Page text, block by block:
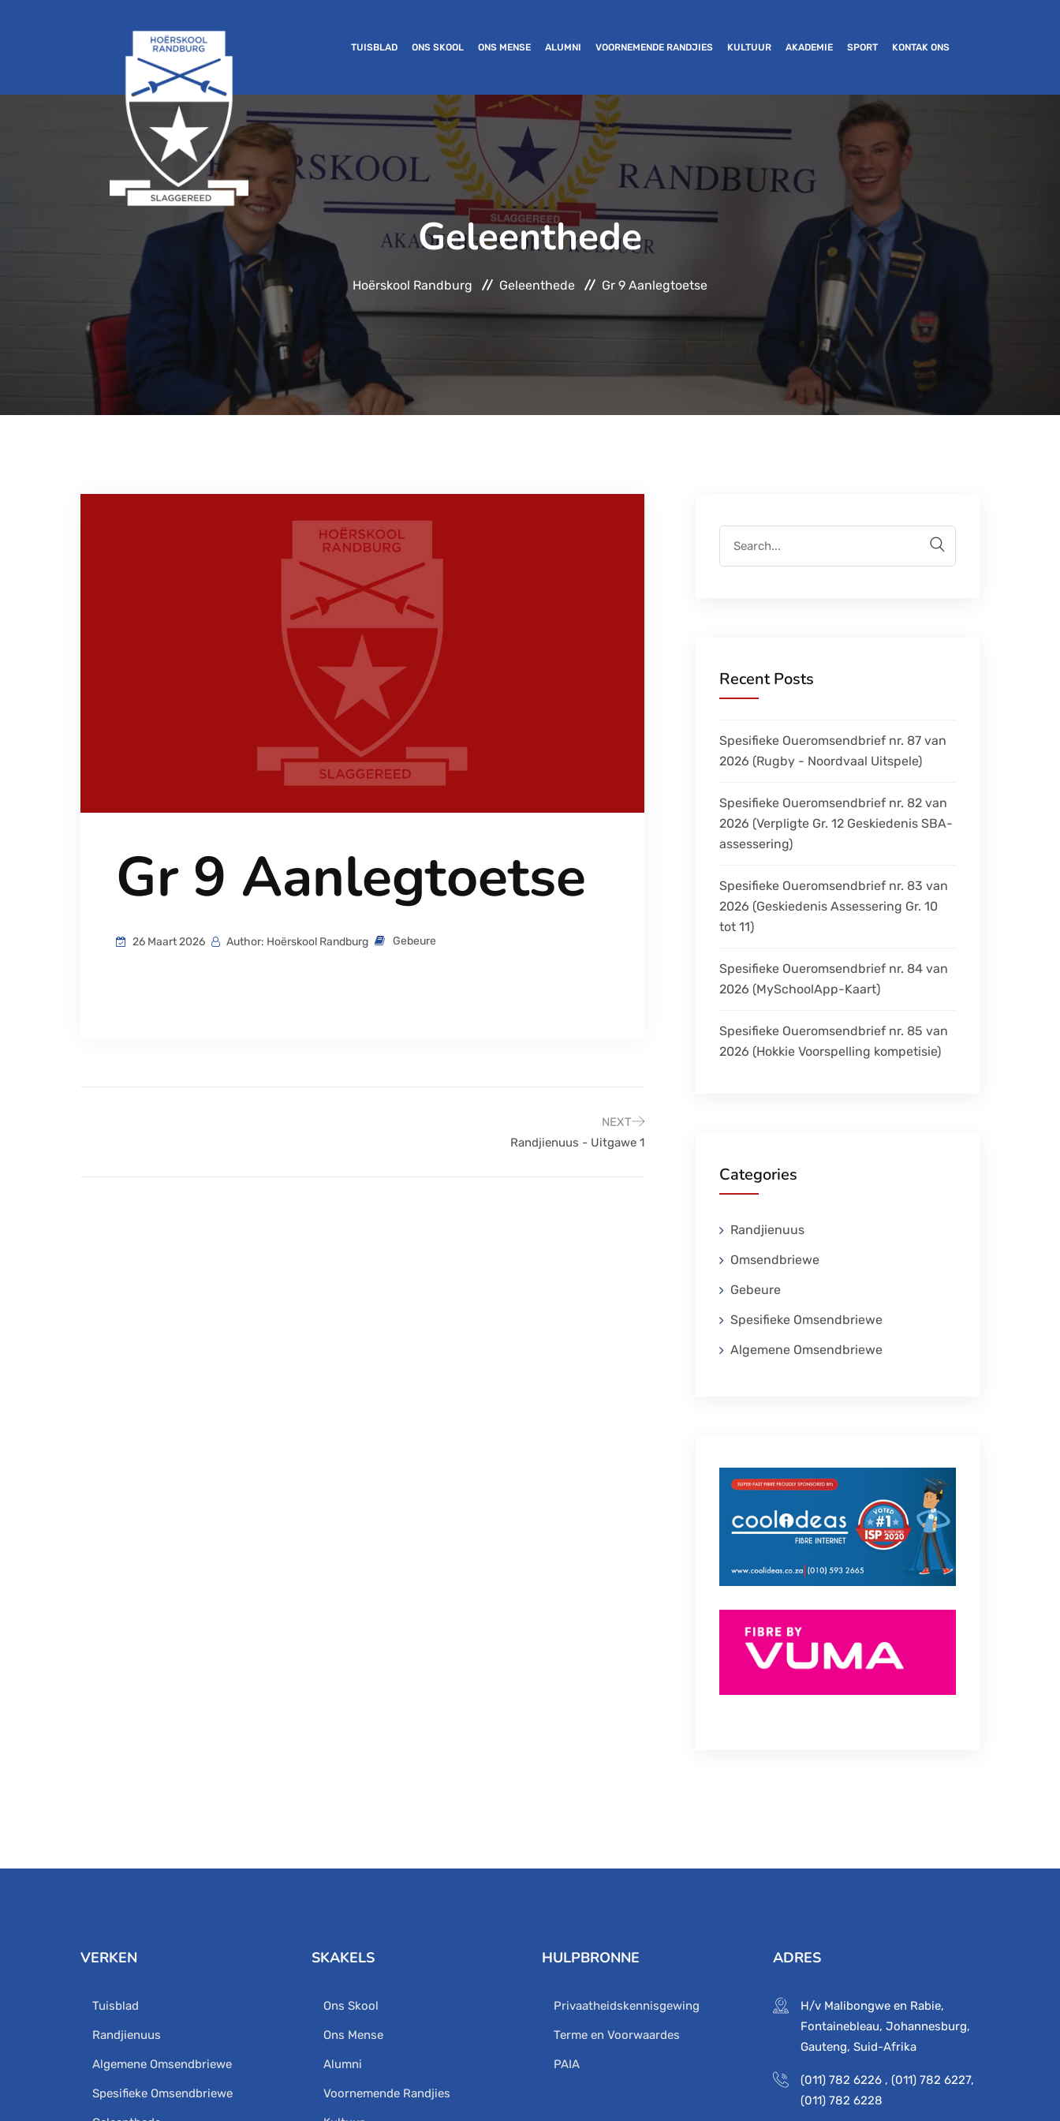
TUISBLAD ONS SKOOL ONS MENSE ALUMNI VOORNEMENDE RANDJIES KULTUUR AKADEMIE SPORT KONTAK ONS
Geleenthede
Hoërskool Randburg Geleenthede Gr 9 Aanlegtoetse
Recent Posts
Spesifieke Oueromsendbrief nr. 87 van
2026 (Rugby - Noordvaal Uitspele)
Spesifieke Oueromsendbrief nr. 82 van
2026 (Verpligte Gr. 12 Geskiedenis SBA-
assessering)
Spesifieke Oueromsendbrief nr. 83 van
2026 (Geskiedenis Assessering Gr. 10
tot 11)
Spesifieke Oueromsendbrief nr. 84 van
2026 (MySchoolApp-Kaart)
Spesifieke Oueromsendbrief nr. 85 van
2026 (Hokkie Voorspelling kompetisie)
Categories
Randjienuus
Omsendbriewe
Gebeure
Spesifieke Omsendbriewe
Algemene Omsendbriewe
Gr 9 Aanlegtoetse
26 Maart 2026 Author: Hoërskool Randburg Gebeure
NEXT
Randjienuus - Uitgawe 1
VERKEN
Tuisblad
Randjienuus
Algemene Omsendbriewe
Spesifieke Omsendbriewe
SKAKELS
Ons Skool
Ons Mense
Alumni
Voornemende Randjies
HULPBRONNE
Privaatheidskennisgewing
Terme en Voorwaardes
PAIA
ADRES
H/v Malibongwe en Rabie,
Fontainebleau, Johannesburg,
Gauteng, Suid-Afrika
(011) 782 6226, (011) 782 6227,
(011) 782 6228